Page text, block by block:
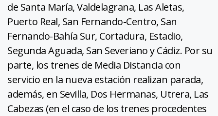
de Santa María, Valdelagrana, Las Aletas,
Puerto Real, San Fernando-Centro, San
Fernando-Bahía Sur, Cortadura, Estadio,
Segunda Aguada, San Severiano y Cádiz. Por su
parte, los trenes de Media Distancia con
servicio en la nueva estación realizan parada,
además, en Sevilla, Dos Hermanas, Utrera, Las
Cabezas (en el caso de los trenes procedentes